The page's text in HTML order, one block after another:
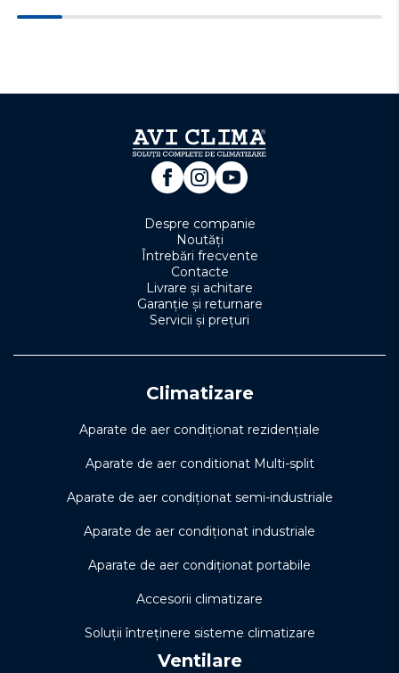
Despre companie
Noutăți
Întrebări frecvente
Contacte
Livrare și achitare
Garanție și returnare
Servicii și prețuri
Climatizare
Aparate de aer condiționat rezidențiale
Aparate de aer conditionat Multi-split
Aparate de aer condiționat semi-industriale
Aparate de aer condiționat industriale
Aparate de aer condiționat portabile
Accesorii climatizare
Soluţii întreţinere sisteme climatizare
Ventilare